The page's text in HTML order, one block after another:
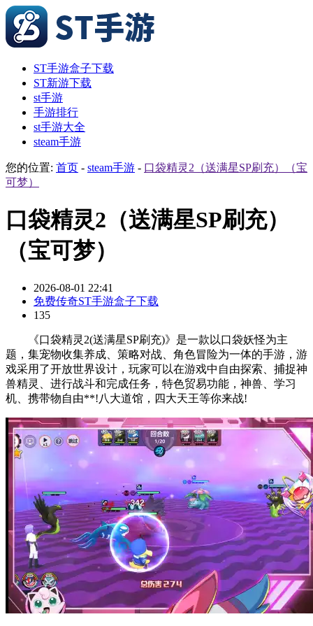
ST手游盒子下载
ST新游下载
st手游
手游排行
st手游大全
steam手游
您的位置: 首页 - steam手游 - 口袋精灵2（送满星SP刷充）（宝
可梦）
口袋精灵2（送满星SP刷充）
（宝可梦）
2026-08-01 22:41
免费传奇ST手游盒子下载
135
《口袋精灵2(送满星SP刷充)》是一款以口袋妖怪为主
题，集宠物收集养成、策略对战、角色冒险为一体的手游，游
戏采用了开放世界设计，玩家可以在游戏中自由探索、捕捉神
兽精灵、进行战斗和完成任务，特色贸易功能，神兽、学习
机、携带物自由**!八大道馆，四大天王等你来战!